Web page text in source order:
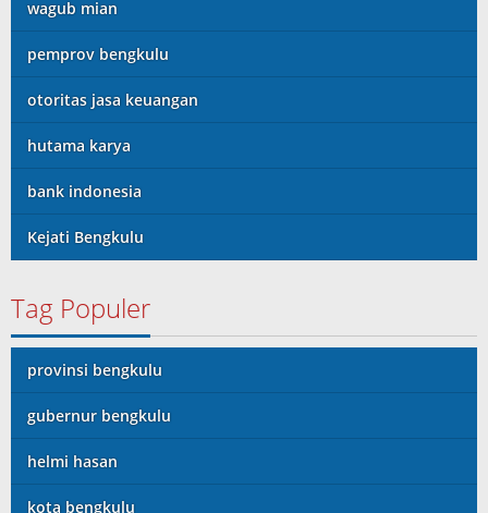
wagub mian
pemprov bengkulu
otoritas jasa keuangan
hutama karya
bank indonesia
Kejati Bengkulu
Tag Populer
provinsi bengkulu
gubernur bengkulu
helmi hasan
kota bengkulu